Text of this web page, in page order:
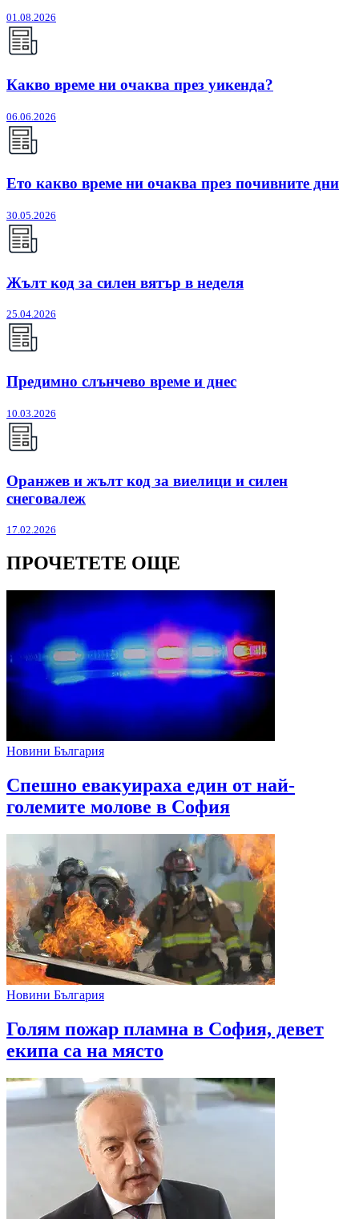
01.08.2026
Какво време ни очаква през уикенда?
06.06.2026
Ето какво време ни очаква през почивните дни
30.05.2026
Жълт код за силен вятър в неделя
25.04.2026
Предимно слънчево време и днес
10.03.2026
Оранжев и жълт код за виелици и силен
снеговалеж
17.02.2026
ПРОЧЕТЕТЕ ОЩЕ
Новини България
Спешно евакуираха един от най-
големите молове в София
Новини България
Голям пожар пламна в София, девет
екипа са на място